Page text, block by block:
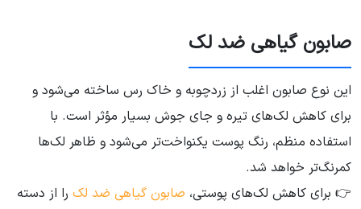
صابون گیاهی ضد لک
این نوع صابون اغلب از زردچوبه و خاک رس ساخته می‌شود و
برای کاهش لک‌های تیره و جای جوش بسیار مؤثر است. با
استفاده منظم، رنگ پوست یکنواخت‌تر می‌شود و ظاهر لک‌ها
کمرنگ‌تر خواهد شد.
👉 برای کاهش لک‌های پوستی، صابون گیاهی ضد لک را از دسته